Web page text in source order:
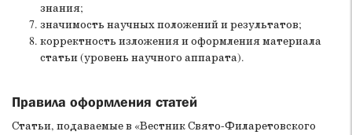
знания;
значимость научных положений и результатов;
корректность изложения и оформления материала
статьи (уровень научного аппарата).
Правила оформления статей
Статьи, подаваемые в «Вестник Свято-Филаретовского